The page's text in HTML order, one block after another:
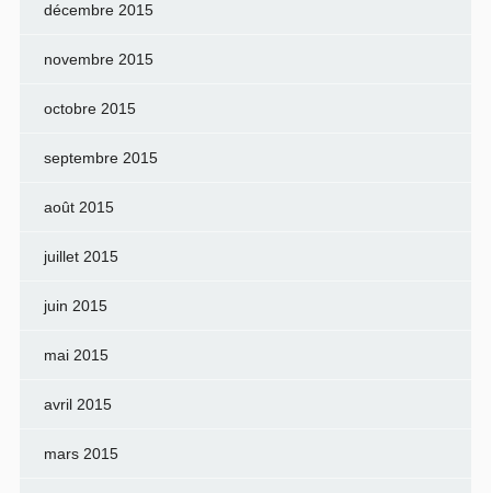
décembre 2015
novembre 2015
octobre 2015
septembre 2015
août 2015
juillet 2015
juin 2015
mai 2015
avril 2015
mars 2015